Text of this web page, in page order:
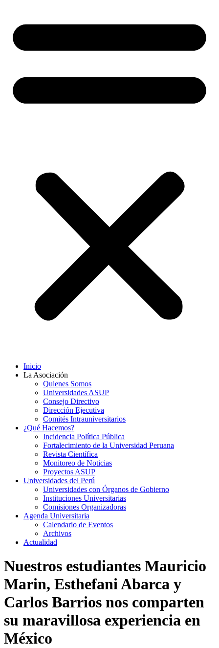
Inicio
La Asociación
Quienes Somos
Universidades ASUP
Consejo Directivo
Dirección Ejecutiva
Comités Intrauniversitarios
¿Qué Hacemos?
Incidencia Política Pública
Fortalecimiento de la Universidad Peruana
Revista Científica
Monitoreo de Noticias
Proyectos ASUP
Universidades del Perú
Universidades con Órganos de Gobierno
Instituciones Universitarias
Comisiones Organizadoras
Agenda Universitaria
Calendario de Eventos
Archivos
Actualidad
Nuestros estudiantes Mauricio
Marin, Esthefani Abarca y
Carlos Barrios nos comparten
su maravillosa experiencia en
México